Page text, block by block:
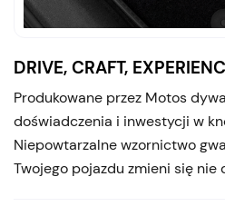
DRIVE, CRAFT,
Produkowane przez Motos
doświadczenia i inwestycji w
Niepowtarzalne wzornictwo
Twojego pojazdu zmieni się nie